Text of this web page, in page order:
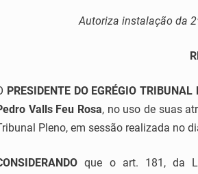
Autoriza instalação da
PRESIDENTE DO EGRÉGIO
Valls Feu Rosa, no uso de suas
Pleno, em sessão realizada no
que o art. 181, da